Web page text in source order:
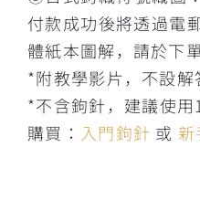
付款成功後將透過電
體紙本圖解，請於下
*附教學影片，不設解
*不含鉤針，建議使
購買： 入門鉤針 或